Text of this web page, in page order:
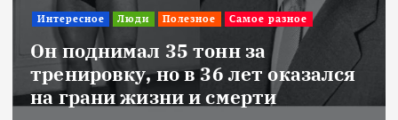
Интересное Люди Полезное Самое разное
Он поднимал 35 тонн за
тренировку, но в 36 лет оказался
на грани жизни и смерти